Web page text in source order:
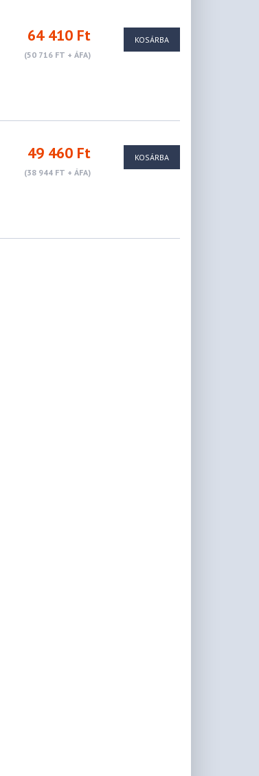
64 410 Ft
(50 716 FT + ÁFA)
KOSÁRBA
49 460 Ft
(38 944 FT + ÁFA)
KOSÁRBA